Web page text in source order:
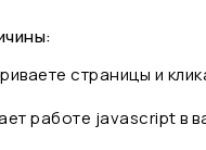
страницы и
работе javascript в